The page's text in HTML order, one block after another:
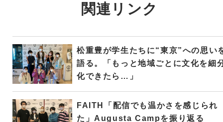
関連リンク
松重豊が学生たちに“東京”への思い
語る。「もっと地域ごとに文化を細
化できたら…」
FAITH「配信でも温かさを感じられ
た」Augusta Campを振り返る